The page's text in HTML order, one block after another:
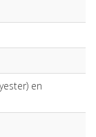
en